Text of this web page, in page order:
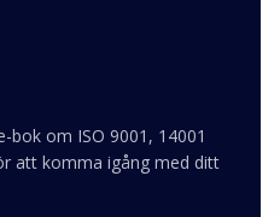
bok om ISO 9001, 14001
att komma igång med ditt